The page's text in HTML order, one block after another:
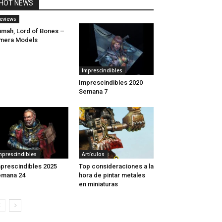
HOT NEWS
Lord of Bones –
Models
Imprescindibles
Imprescindibles 2020
Semana 7
2025
24
Artículos
Top consideraciones a la
hora de pintar metales
en miniaturas